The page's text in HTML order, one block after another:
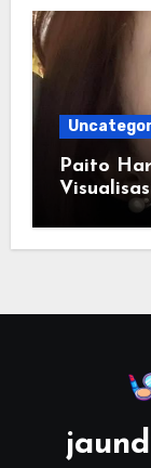
Paito
Dipahami